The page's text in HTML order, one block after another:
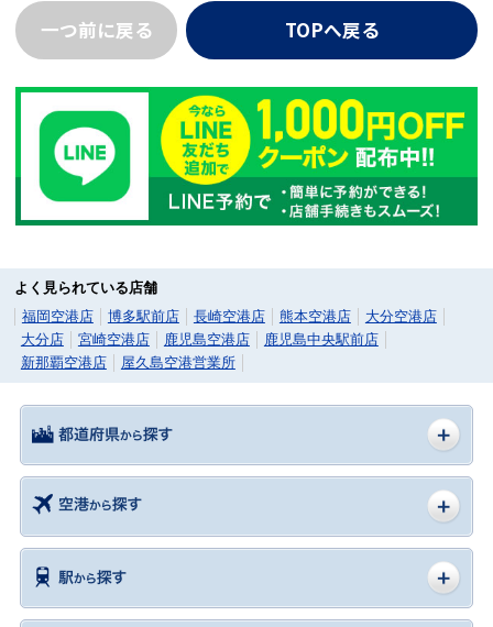
一つ前に戻る TOPへ戻る
よく見られている店舗
福岡空港店
博多駅前店 長崎空港店 熊本空港店
大分空港店
大分店
宮崎空港店 鹿児島空港店
鹿児島中央駅前店
新那覇空港店
屋久島空港営業所